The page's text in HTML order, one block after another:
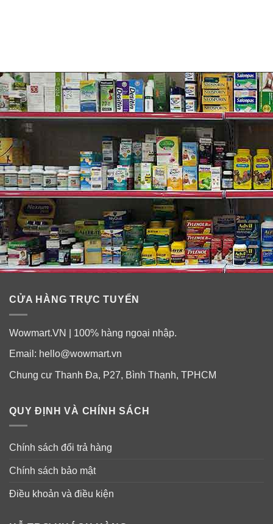
CỬA HÀNG TRỰC TUYẾN
Wowmart.VN | 100% hàng ngoại nhập.
Email: hello@wowmart.vn
Chung cư Thanh Đa, P27, Bình Thạnh, TPHCM
QUY ĐỊNH VÀ CHÍNH SÁCH
Chính sách đổi trả hàng
Chính sách bảo mật
Điều khoản và điều kiện